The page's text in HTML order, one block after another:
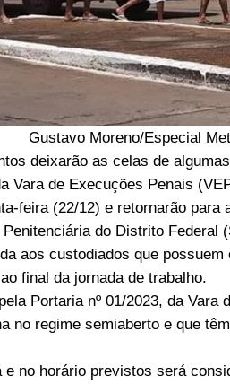
Gustavo Moreno/Especial
deixarão as celas de
Vara de Execuções Penais
feira (22/12) e retornarão
do Distrito Federal
aos custodiados que
final da jornada de trabalho.
Portaria nº 01/2023, da
no regime semiaberto e que
e no horário previstos será